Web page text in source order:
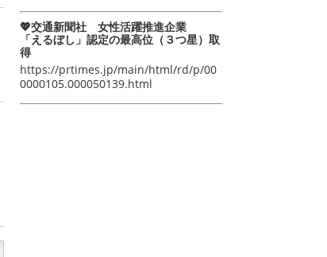
💖交通新聞社 女性活躍推進企業
「えるぼし」認定の最高位（３つ星）取
得
https://prtimes.jp/main/html/rd/p/00
0000105.000050139.html